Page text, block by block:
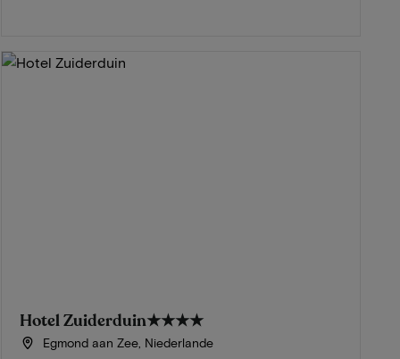
Hotel Zuiderduin★★★★
Egmond aan Zee, Niederlande